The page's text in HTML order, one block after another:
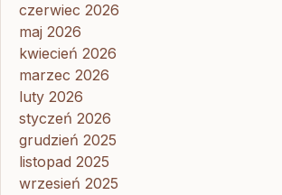
czerwiec 2026
maj 2026
kwiecień 2026
marzec 2026
luty 2026
styczeń 2026
grudzień 2025
listopad 2025
wrzesień 2025